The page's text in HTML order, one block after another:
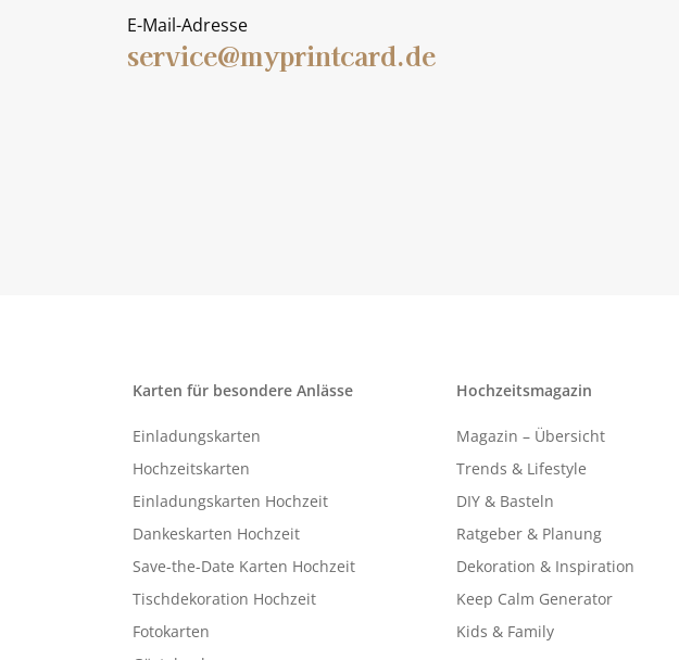
E-Mail-Adresse
service@myprintcard.de
Karten für besondere Anlässe
Einladungskarten
Hochzeitskarten
Einladungskarten Hochzeit
Dankeskarten Hochzeit
Save-the-Date Karten Hochzeit
Tischdekoration Hochzeit
Fotokarten
Hochzeitsmagazin
Magazin – Übersicht
Trends & Lifestyle
DIY & Basteln
Ratgeber & Planung
Dekoration & Inspiration
Keep Calm Generator
Kids & Family